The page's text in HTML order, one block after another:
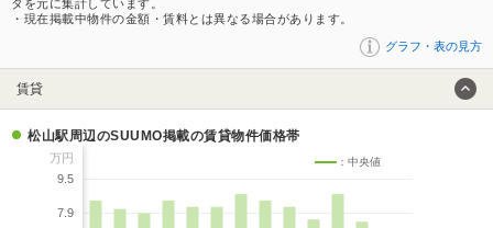
タを元に集計しています。
・現在掲載中物件の金額・賃料とは異なる場合があります。
グラフ・表の見方
賃貸
松山駅周辺のSUUMO掲載の賃貸物件価格帯
万円
9.5
7.9
：中央値